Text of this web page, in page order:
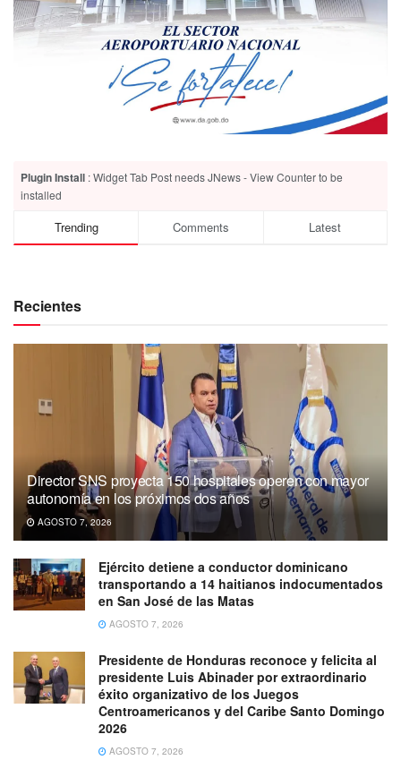
Plugin Install : Widget Tab Post needs JNews - View Counter to be
installed
Trending Comments Latest
Recientes
Director SNS proyecta 150 hospitales operen con mayor
autonomía en los próximos dos años
AGOSTO 7, 2026
Ejército detiene a conductor dominicano
transportando a 14 haitianos indocumentados
en San José de las Matas
AGOSTO 7, 2026
Presidente de Honduras reconoce y felicita al
presidente Luis Abinader por extraordinario
éxito organizativo de los Juegos
Centroamericanos y del Caribe Santo Domingo
2026
AGOSTO 7, 2026